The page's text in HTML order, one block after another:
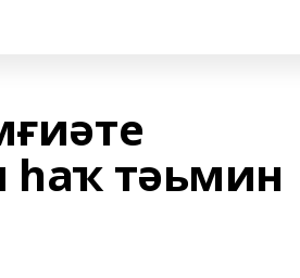
тәьмин